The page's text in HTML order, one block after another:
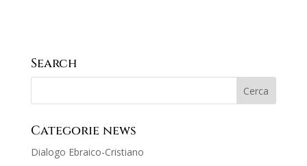
Search
Categorie news
Dialogo Ebraico-Cristiano